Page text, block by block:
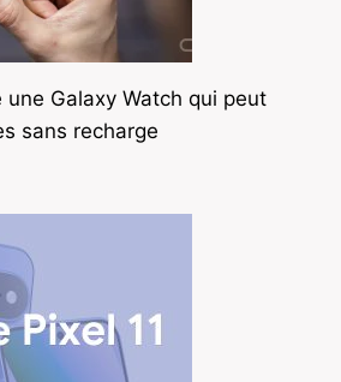
une Galaxy Watch qui peut
sans recharge